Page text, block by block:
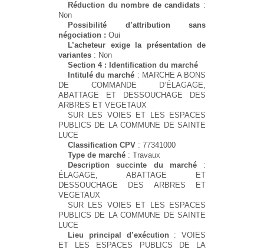
Réduction du nombre de candidats :
Non
Possibilité d’attribution sans
négociation : Oui
L’acheteur exige la présentation de
variantes : Non
Section 4 : Identification du marché
Intitulé du marché : MARCHE A BONS
DE COMMANDE D’ÉLAGAGE,
ABATTAGE ET DESSOUCHAGE DES
ARBRES ET VEGETAUX
SUR LES VOIES ET LES ESPACES
PUBLICS DE LA COMMUNE DE SAINTE
LUCE
Classification CPV : 77341000
Type de marché : Travaux
Description succinte du marché:
ÉLAGAGE, ABATTAGE ET
DESSOUCHAGE DES ARBRES ET
VEGETAUX
SUR LES VOIES ET LES ESPACES
PUBLICS DE LA COMMUNE DE SAINTE
LUCE
Lieu principal d’exécution: VOIES
ET LES ESPACES PUBLICS DE LA